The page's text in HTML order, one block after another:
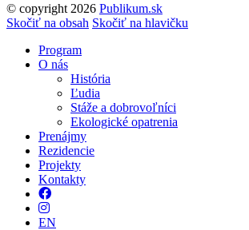
© copyright 2026 Publikum.sk
Tvorba stránok: Enjoy
Skočiť na obsah Skočiť na hlavičku
Program
O nás
História
Ľudia
Stáže a dobrovoľníci
Ekologické opatrenia
Prenájmy
Rezidencie
Projekty
Kontakty
Facebook
Instagram
EN